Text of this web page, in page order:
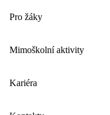
Pro žáky
Mimoškolní aktivity
Kariéra